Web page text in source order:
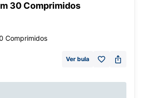
30 Comprimidos
Comprimidos
Ver bula